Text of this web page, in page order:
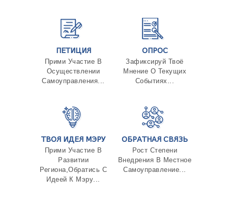
ОТЧЁТ ДЛЯ ПРЕДОСТАВЛЕНИЯ ПРЕЗИДЕНТУ И
ТРЕБОВАНИЯ ПУБЛИЧНОЙ ИНФОРМАЦИИ
УПОЛНОМОЧЕННЫЙ ПО ЗАЩИТЕ
ПЕРСОНАЛЬНЫХ ДАННЫХ
ПРАВОВЕДЧЕСКИЕ РЕШЕНИЯ
ПРАВИЛА ОБЖАЛОВАНИЯ
ПЕТИЦИЯ
Прими Участие В
Осуществлении
Самоуправления...
ОПРОС
Зафиксируй Твоё
Мнение О Текущих
Событиях...
ТВОЯ ИДЕЯ МЭРУ
Прими Участие В
Развитии
Региона,Обратись С
Идеей К Мэру...
ОБРАТНАЯ СВЯЗЬ
Рост Степени
Внедрения В Местное
Самоуправление...